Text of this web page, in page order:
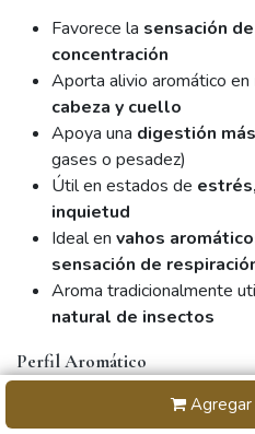
Favorece la sensación
concentración
Aporta alivio aromático en
cabeza y cuello
Apoya una digestión
gases o pesadez)
Útil en estados de
inquietud
Ideal en vahos
sensación de
Aroma tradicionalmente
natural de insectos
Perfil Aromático
Herbal · Fresco · Verde · Ligeramente
Agregar